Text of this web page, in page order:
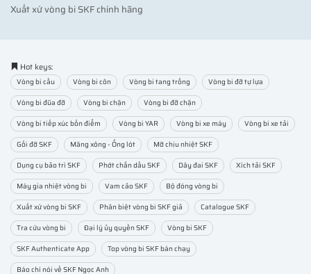
Xuất xứ vòng bi SKF chính hãng
Hot keys:
Vòng bi cầu Vòng bi côn Vòng bi tang trống
Vòng bi đỡ tự lựa
Vòng bi đũa đỡ
Vòng bi chặn
Vòng bi đỡ chặn
Vòng bi tiếp xúc bốn điểm
Vòng bi YAR Vòng bi xe máy
Vòng bi xe tải
Gối đỡ SKF
Măng xông - Ống lót
Mỡ chịu nhiệt SKF
Dụng cụ bảo trì SKF
Phớt chắn dầu SKF Dây đai SKF
Xích tải SKF
Máy gia nhiệt vòng bi
Vam cảo SKF
Bộ đóng vòng bi
Xuất xứ vòng bi SKF
Phân biệt vòng bi SKF giả
Catalogue SKF
Tra cứu vòng bi
Đại lý ủy quyền SKF
Vòng bi SKF
SKF Authenticate App
Top vòng bi SKF bán chạy
Báo chí nói về SKF Ngọc Anh